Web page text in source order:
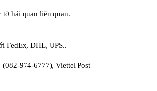
hải quan liên quan.
FedEx, DHL, UPS..
974-6777), Viettel Post